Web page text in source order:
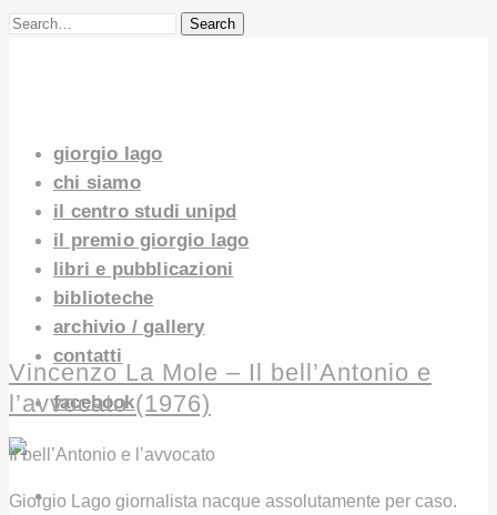
Search
giorgio lago
chi siamo
il centro studi unipd
il premio giorgio lago
libri e pubblicazioni
biblioteche
archivio / gallery
contatti
facebook
GIORGIO LAGO
Vincenzo La Mole – Il bell’Antonio e
l’avvocato (1976)
Il bell’Antonio e l’avvocato
Giorgio Lago giornalista nacque assolutamente per caso.